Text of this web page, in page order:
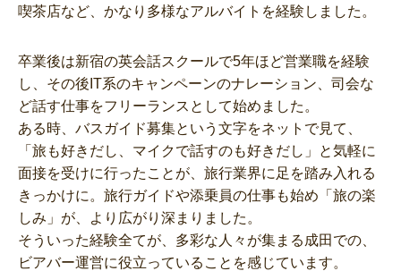
喫茶店など、かなり多様なアルバイトを経験しました。
卒業後は新宿の英会話スクールで5年ほど営業職を経験
し、その後IT系のキャンペーンのナレーション、司会な
ど話す仕事をフリーランスとして始めました。
ある時、バスガイド募集という文字をネットで見て、
「旅も好きだし、マイクで話すのも好きだし」と気軽に
面接を受けに行ったことが、旅行業界に足を踏み入れる
きっかけに。旅行ガイドや添乗員の仕事も始め「旅の楽
しみ」が、より広がり深まりました。
そういった経験全てが、多彩な人々が集まる成田での、
ビアバー運営に役立っていることを感じています。